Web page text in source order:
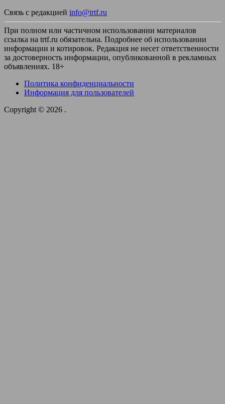
Связь с редакцией info@trtf.ru
При полном или частичном использовании материалов
ссылка на trtf.ru обязательна. Подробнее об использовании
информации и котировок. Редакция не несет ответственности
за достоверность информации, опубликованной в рекламных
объявлениях. 18+
Политика конфиденциальности
Информация для пользователей
Copyright © 2026 .